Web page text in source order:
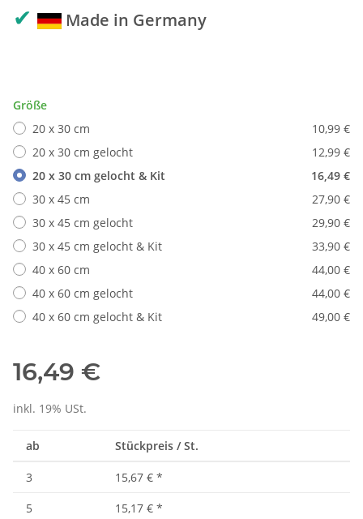
✔ Made in Germany
Größe
20 x 30 cm
10,99 €
20 x 30 cm gelocht
12,99 €
20 x 30 cm gelocht & Kit
16,49 €
30 x 45 cm
27,90 €
30 x 45 cm gelocht
29,90 €
30 x 45 cm gelocht & Kit
33,90 €
40 x 60 cm
44,00 €
40 x 60 cm gelocht
44,00 €
40 x 60 cm gelocht & Kit
49,00 €
16,49 €
inkl. 19% USt.
ab Stückpreis / St.
3 15,67 € *
5
15,17 € *